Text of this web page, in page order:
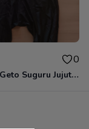
0
Cosplay Geto Suguru Jujutsu Kaisen